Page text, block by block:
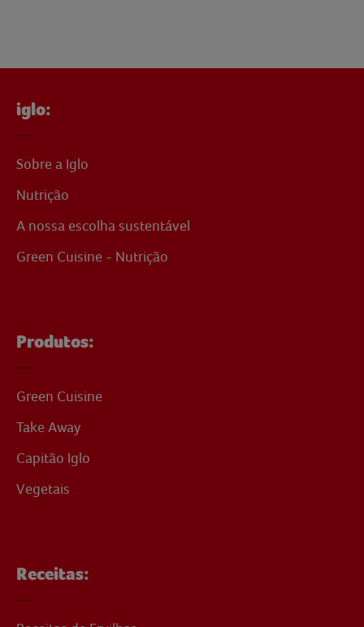
iglo:
Sobre a Iglo
Nutrição
A nossa escolha sustentável
Green Cuisine - Nutrição
Produtos:
Green Cuisine
Take Away
Capitão Iglo
Vegetais
Receitas: